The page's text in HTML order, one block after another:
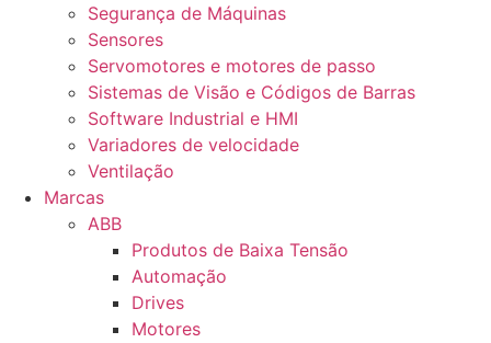
Segurança de Máquinas
Sensores
Servomotores e motores de passo
Sistemas de Visão e Códigos de Barras
Software Industrial e HMI
Variadores de velocidade
Ventilação
Marcas
ABB
Produtos de Baixa Tensão
Automação
Drives
Motores